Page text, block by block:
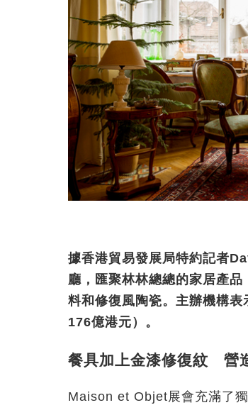
據香港貿易發展局特約記者
廳，匯聚林林總總的家居產
料和修復風陶瓷。主辦機構
176億港元）。
餐具加上金漆修復紋 營
Maison et Objet展會充滿了